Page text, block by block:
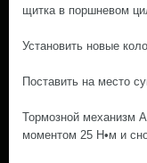
щитка в поршневом
Установить новые
Поставить на место
Тормозной механизм
моментом 25 Н•м и